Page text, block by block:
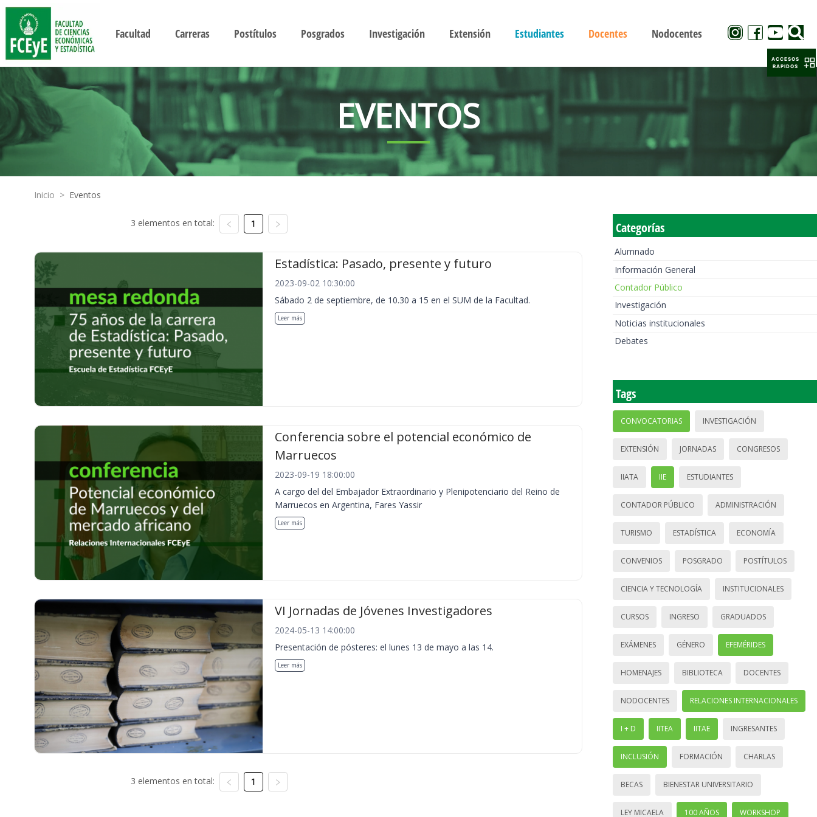
Facultad Carreras Postítulos Posgrados Investigación Extensión Estudiantes Docentes Nodocentes
EVENTOS
Inicio > Eventos
3 elementos en total: 1
Estadística: Pasado, presente y futuro
2023-09-02 10:30:00
Sábado 2 de septiembre, de 10.30 a 15 en el SUM de la Facultad.
Leer más
Conferencia sobre el potencial económico de
Marruecos
2023-09-19 18:00:00
A cargo del del Embajador Extraordinario y Plenipotenciario del Reino de
Marruecos en Argentina, Fares Yassir
Leer más
VI Jornadas de Jóvenes Investigadores
2024-05-13 14:00:00
Presentación de pósteres: el lunes 13 de mayo a las 14.
Leer más
3 elementos en total: 1
Categorías
Alumnado
Información General
Contador Público
Investigación
Noticias institucionales
Debates
Tags
CONVOCATORIAS INVESTIGACIÓN
EXTENSIÓN JORNADAS CONGRESOS
IIATA IIE ESTUDIANTES
CONTADOR PÚBLICO ADMINISTRACIÓN
TURISMO ESTADÍSTICA ECONOMÍA
CONVENIOS POSGRADO POSTÍTULOS
CIENCIA Y TECNOLOGÍA INSTITUCIONALES
CURSOS INGRESO GRADUADOS
EXÁMENES GÉNERO EFEMÉRIDES
HOMENAJES BIBLIOTECA DOCENTES
NODOCENTES RELACIONES INTERNACIONALES
I + D IITEA IITAE INGRESANTES
INCLUSIÓN FORMACIÓN CHARLAS
BECAS BIENESTAR UNIVERSITARIO
LEY MICAELA 100 AÑOS WORKSHOP
ACCESOS
RAPIDOS